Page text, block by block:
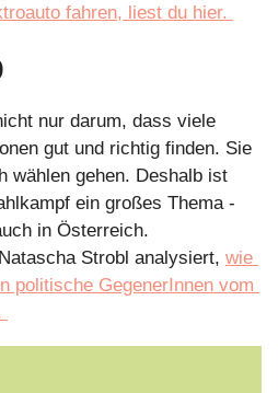
fahren, liest du hier.
nur darum, dass viele
gut und richtig finden. Sie
wählen gehen. Deshalb ist
ein großes Thema -
in Österreich.
Strobl analysiert, wie
politische GegenerInnen vom